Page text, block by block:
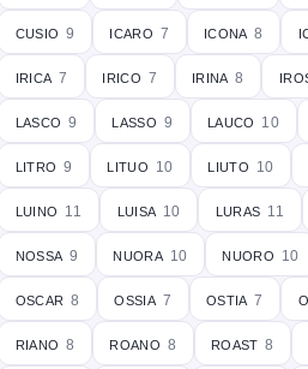
cusio 9 icaro 7 icona 8
irica 7 irico 7 irina 8
lasco 9 lasso 9 lauco 10
litro 9 lituo 10 liuto 10
luino 11 luisa 10 luras 11
nossa 9 nuora 10 nuoro 10
oscar 8 ossia 7 ostia 7
riano 8 roano 8 roast 8